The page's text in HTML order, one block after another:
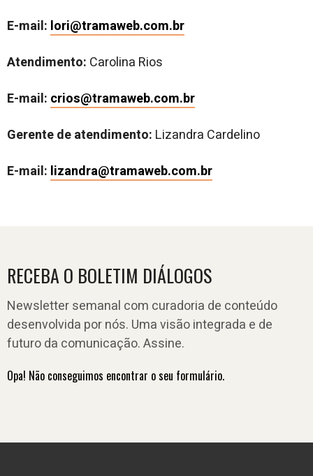
E-mail: lori@tramaweb.com.br
Atendimento: Carolina Rios
E-mail: crios@tramaweb.com.br
Gerente de atendimento: Lizandra Cardelino
E-mail: lizandra@tramaweb.com.br
RECEBA O BOLETIM DIÁLOGOS
Newsletter semanal com curadoria de conteúdo
desenvolvida por nós. Uma visão integrada e de
futuro da comunicação. Assine.
Opa! Não conseguimos encontrar o seu formulário.